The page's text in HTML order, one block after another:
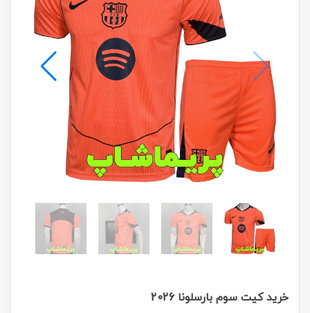
خرید کیت سوم بارسلونا 2026